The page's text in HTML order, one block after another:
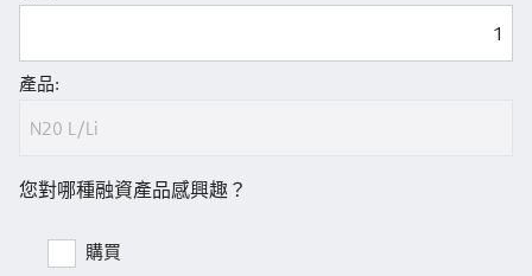
產品:
您對哪種融資產品感興趣？
購買